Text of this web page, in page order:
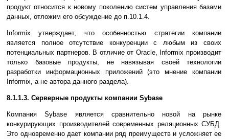
продукт относится к новому поколению систем управления базами
данных, отложим его обсуждение до п.10.1.4.
Informix утверждает, что особенностью стратегии компании
является полное отсутствие конкуренции с любым из своих
потенциальных партнеров. В отличие от Oracle, Informix производит
только базовые продукты, не навязывая своей технологии
разработки информационных приложений (это мнение компании
Informix, а не автора данного раздела).
8.1.1.3. Серверные продукты компании Sybase
Компания Sybase является сравнительно новой на рынке
конкурирующих производителей современных реляционных СУБД.
Это одновременно дает компании ряд преимуществ и усложняет ее